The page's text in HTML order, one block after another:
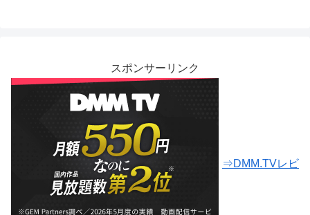
スポンサーリンク
⇒DMM.TVレビ